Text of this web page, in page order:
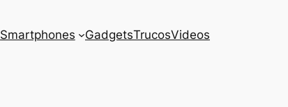
Smartphones GadgetsTrucosVideos